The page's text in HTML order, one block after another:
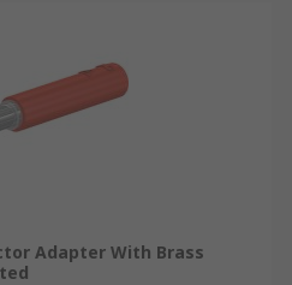
Adapter With Brass